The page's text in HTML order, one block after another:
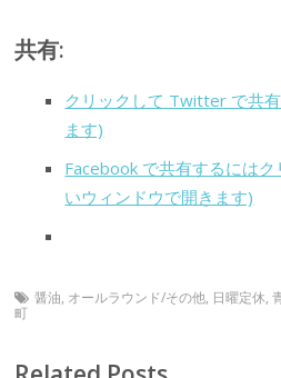
共有:
クリックして Twitter で共
ます)
Facebook で共有するには
いウィンドウで開きます)
醤油, オールラウンド/その他, 日曜定休,
町